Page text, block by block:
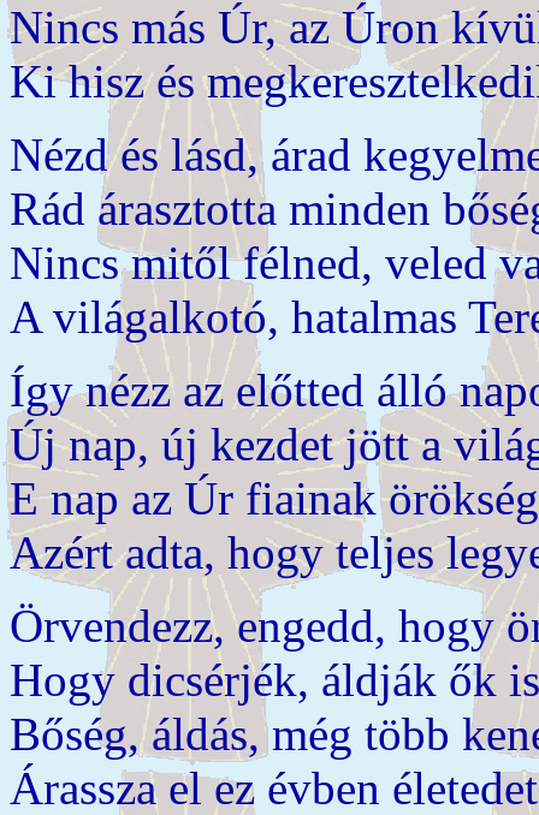
Nincs más Úr, az Úron
Ki hisz és
Nézd és lásd, árad
Rád árasztotta minden
Nincs mitől félned, veled
A világalkotó, hatalmas
Így nézz az előtted álló
Új nap, új kezdet jött a
E nap az Úr fiainak
Azért adta, hogy teljes
Örvendezz, engedd, hogy
Hogy dicsérjék, áldják ők
Bőség, áldás, még több
Árassza el ez évben